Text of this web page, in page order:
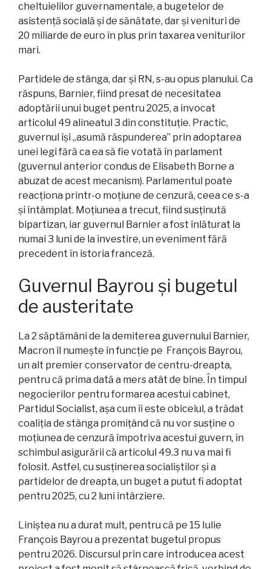
cheltuielilor guvernamentale, a bugetelor de
asistență socială și de sănătate, dar și venituri de
20 miliarde de euro în plus prin taxarea veniturilor
mari.
Partidele de stânga, dar și RN, s-au opus planului. Ca
răspuns, Barnier, fiind presat de necesitatea
adoptării unui buget pentru 2025, a invocat
articolul 49 alineatul 3 din constituție. Practic,
guvernul își „asumă răspunderea” prin adoptarea
unei legi fără ca ea să fie votată în parlament
(guvernul anterior condus de Elisabeth Borne a
abuzat de acest mecanism). Parlamentul poate
reacționa printr-o moțiune de cenzură, ceea ce s-a
și întâmplat. Moțiunea a trecut, fiind susținută
bipartizan, iar guvernul Barnier a fost înlăturat la
numai 3 luni de la învestire, un eveniment fără
precedent în istoria franceză.
Guvernul Bayrou și bugetul
de austeritate
La 2 săptămâni de la demiterea guvernului Barnier,
Macron îl numește în funcție pe François Bayrou,
un alt premier conservator de centru-dreapta,
pentru că prima dată a mers atât de bine. În timpul
negocierilor pentru formarea acestui cabinet,
Partidul Socialist, așa cum îi este obiceiul, a trădat
coaliția de stânga promițând că nu vor susține o
moțiunea de cenzură împotriva acestui guvern, în
schimbul asigurării că articolul 49.3 nu va mai fi
folosit. Astfel, cu susținerea socialiștilor și a
partidelor de dreapta, un buget a putut fi adoptat
pentru 2025, cu 2 luni întârziere.
Liniștea nu a durat mult, pentru că pe 15 Iulie
François Bayrou a prezentat bugetul propus
pentru 2026. Discursul prin care introducea acest